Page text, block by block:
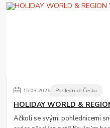
15.03.2026 Pohlednice Česka
HOLIDAY WORLD &
Ačkoli se svými pohlednicemi